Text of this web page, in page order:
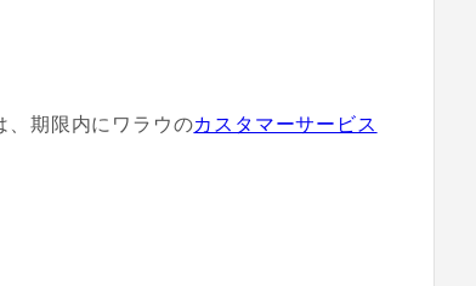
、期限内にワラウのカスタマーサービス